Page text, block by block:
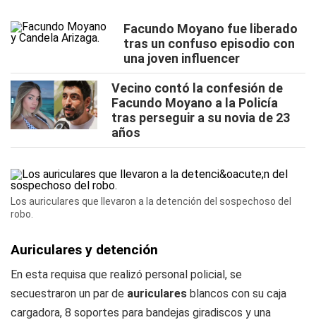
Facundo Moyano fue liberado
tras un confuso episodio con
una joven influencer
Vecino contó la confesión de
Facundo Moyano a la Policía
tras perseguir a su novia de 23
años
Los auriculares que llevaron a la detención del sospechoso del
robo.
Auriculares y detención
En esta requisa que realizó personal policial, se
secuestraron un par de auriculares blancos con su caja
cargadora, 8 soportes para bandejas giradiscos y una